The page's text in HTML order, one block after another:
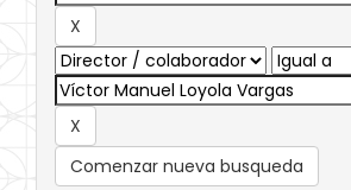
Comenzar nueva busqueda